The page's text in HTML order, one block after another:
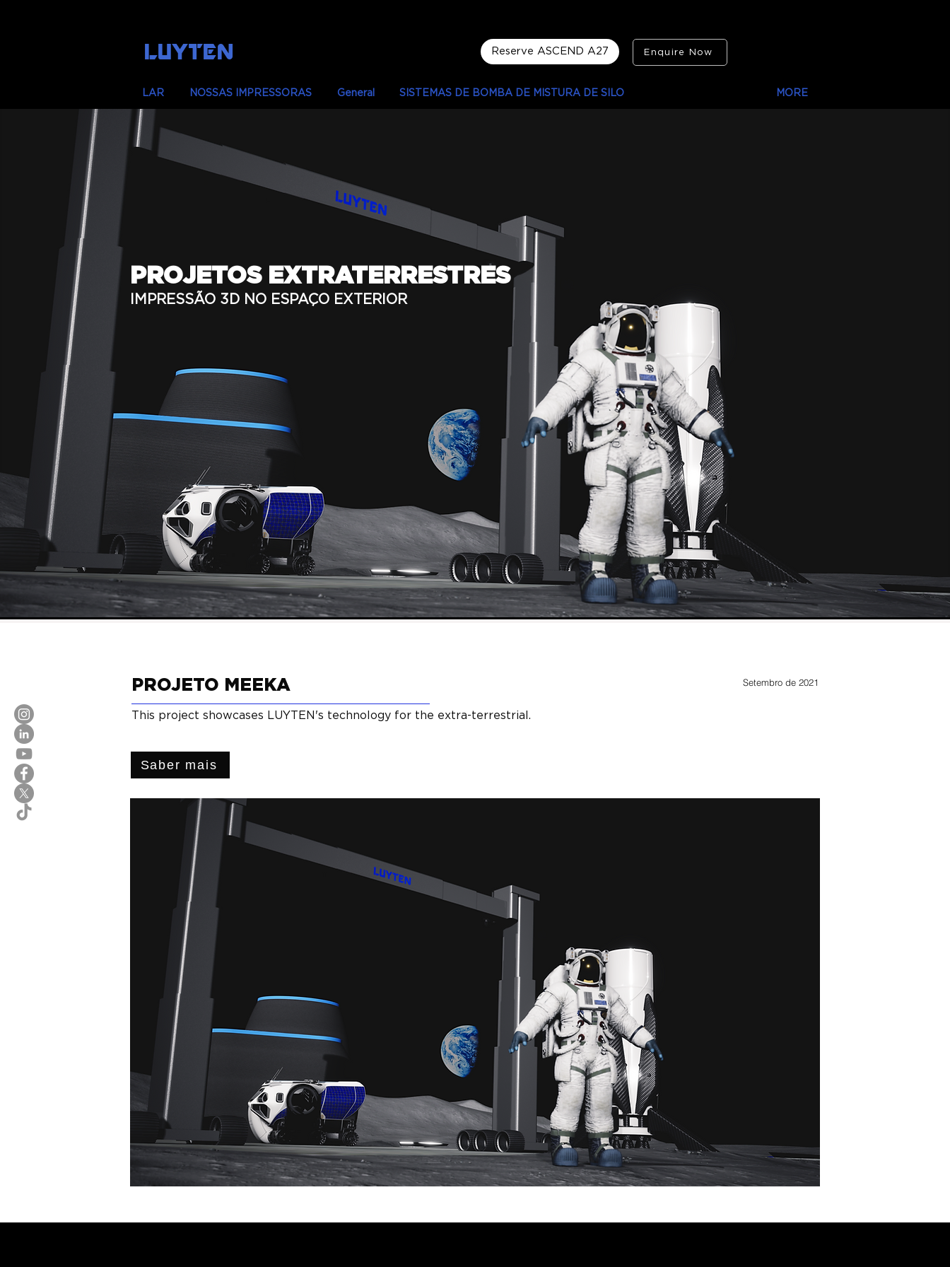
LUYTEN Reserve ASCEND A27 Enquire Now
LAR NOSSAS IMPRESSORAS General SISTEMAS DE BOMBA DE MISTURA DE SILO MORE
PROJETOS EXTRATERRESTRES
IMPRESSÃO 3D NO ESPAÇO EXTERIOR
PROJETO MEEKA Setembro de 2021
This project showcases LUYTEN's technology for the extra-terrestrial .
Saber mais